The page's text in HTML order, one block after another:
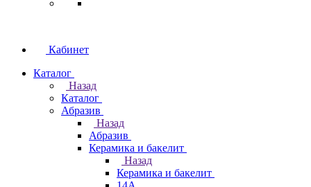
Кабинет
Каталог
Назад
Каталог
Абразив
Назад
Абразив
Керамика и бакелит
Назад
Керамика и бакелит